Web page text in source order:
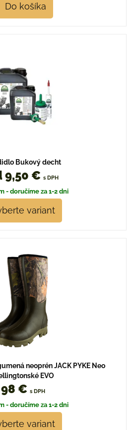
Do košíka
Bukový decht
9,50 € s DPH
- doručíme za 1-2 dni
variant
neoprén JACK PYKE Neo
EVO
98 € s DPH
- doručíme za 1-2 dni
variant